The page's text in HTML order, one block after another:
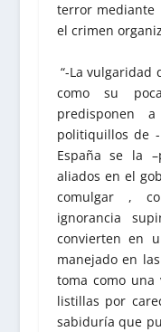
terror
el crimen
“-La vulgaridad
como su
predisponen
politiquillos de
España se la
aliados en el
comulgar ,
ignorancia
convierten en
manejado en
toma como una
listillas por
sabiduría que